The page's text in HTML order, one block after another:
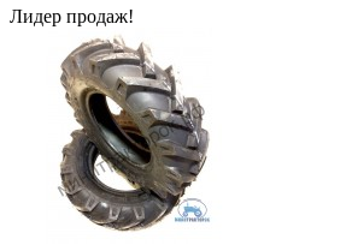
Лидер продаж!